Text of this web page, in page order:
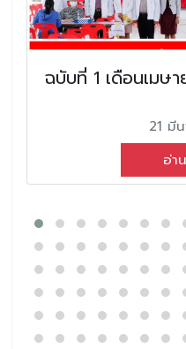
ฉบับที่ 1 เดือนเมษ
21 มี
อ่า